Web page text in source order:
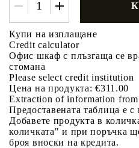
Купи на изплащане
Credit calculator
Офис шкаф с плъзгаща се
стомана
Please select credit institution
Цена на продукта: €311.00
Extraction of information
Предоставената таблица е
Добавете продукта в
количката" и при поръчка
броя вноски на кредита.